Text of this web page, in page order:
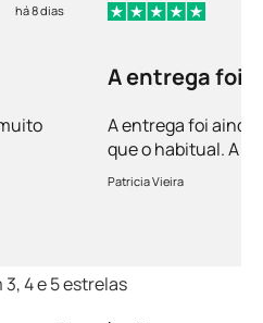
há 8 dias
A entrega foi
A entrega foi ainda
que o habitual. A
vem bem
Patricia Vieira
4 e 5 estrelas